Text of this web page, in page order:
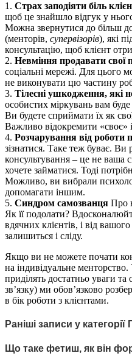
1. Страх заподіяти біль
щоб це знайшло відгук у
Можна звернутися до більш
(менторів, супервізорів), які
консультацію, щоб клієнт
2. Невміння продавати свої
соціальні мережі. Для цього
не виконувати цю частину
3. Тілесні ушкодження, які
особистих міркувань вам буде
Ви будете сприймати їх як
Важливо відокремити «своє»
4. Розчарування від роботи
зізнатися. Таке теж буває.
консультування – це не ваша
хочете займатися. Тоді
Можливо, ви вибрали
допомагати іншим.
5. Синдром самозванця Про
Як її подолати?
вдячних клієнтів, і від
залишиться і сліду.
Якщо ви не можете почати
на індивідуальне
приділять достатньо уваги
зв’язку) ми обов’язково
в бік роботи з клієнтами.
Раніші записи у категорії
Що таке фетиш, як він